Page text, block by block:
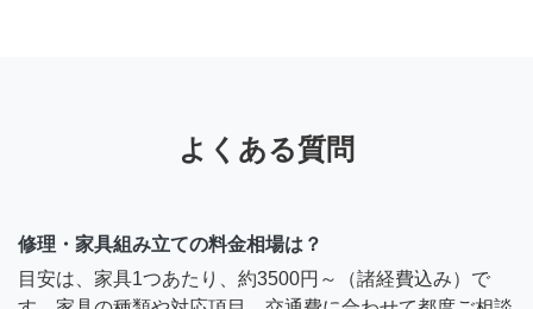
よくある質問
修理・家具組み立ての料金相場は？
目安は、家具1つあたり、約3500円～（諸経費込み）で